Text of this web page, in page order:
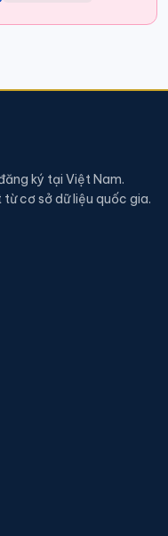
ký tại Việt Nam.
cơ sở dữ liệu quốc gia.